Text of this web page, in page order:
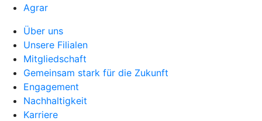
Agrar
Über uns
Unsere Filialen
Mitgliedschaft
Gemeinsam stark für die Zukunft
Engagement
Nachhaltigkeit
Karriere